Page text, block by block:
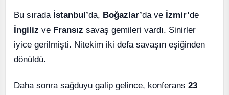
Bu sırada İstanbul’da, Boğazlar’da ve İzmir’de
İngiliz ve Fransız savaş gemileri vardı. Sinirler
iyice gerilmişti. Nitekim iki defa savaşın eşiğinden
dönüldü.
Daha sonra sağduyu galip gelince, konferans 23